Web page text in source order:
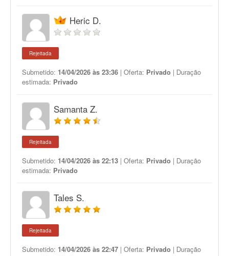
Heric D.
Rejeitada
Submetido: 14/04/2026 às 23:36 | Oferta: Privado | Duração
estimada: Privado
Samanta Z.
Rejeitada
Submetido: 14/04/2026 às 22:13 | Oferta: Privado | Duração
estimada: Privado
Tales S.
Rejeitada
Submetido: 14/04/2026 às 22:47 | Oferta: Privado | Duração